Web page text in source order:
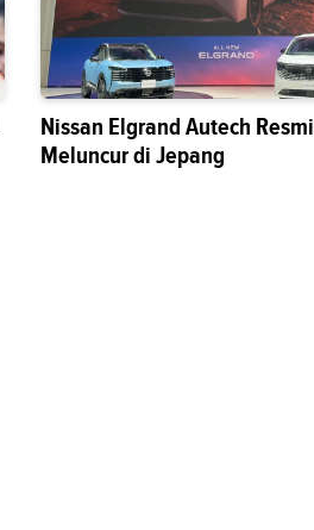
Nissan Elgrand Autech Resmi
Meluncur di Jepang